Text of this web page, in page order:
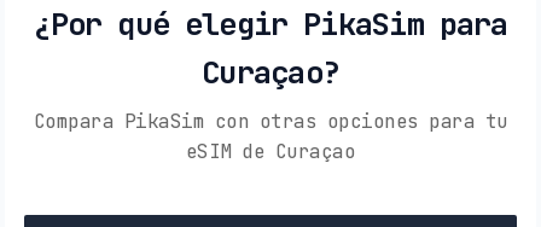
¿Por qué elegir PikaSim para
Curaçao?
Compara PikaSim con otras opciones para tu
eSIM de Curaçao